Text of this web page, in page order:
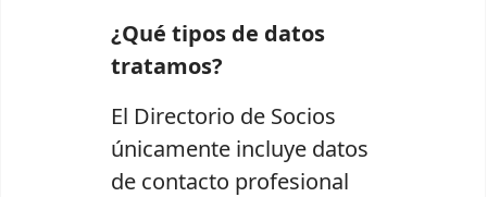
¿Qué tipos de datos
tratamos?
El Directorio de Socios
únicamente incluye datos
de contacto profesional